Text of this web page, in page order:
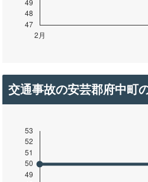
交通事故の安芸郡府中町